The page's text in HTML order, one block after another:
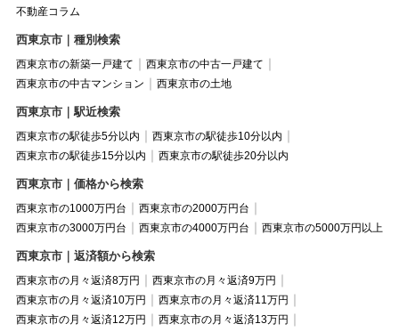
不動産コラム
西東京市｜種別検索
西東京市の新築一戸建て
西東京市の中古一戸建て
西東京市の中古マンション
西東京市の土地
西東京市｜駅近検索
西東京市の駅徒歩5分以内
西東京市の駅徒歩10分以内
西東京市の駅徒歩15分以内
西東京市の駅徒歩20分以内
西東京市｜価格から検索
西東京市の1000万円台
西東京市の2000万円台
西東京市の3000万円台
西東京市の4000万円台 西東京市の5000万円以上
西東京市｜返済額から検索
西東京市の月々返済8万円
西東京市の月々返済9万円
西東京市の月々返済10万円
西東京市の月々返済11万円
西東京市の月々返済12万円
西東京市の月々返済13万円